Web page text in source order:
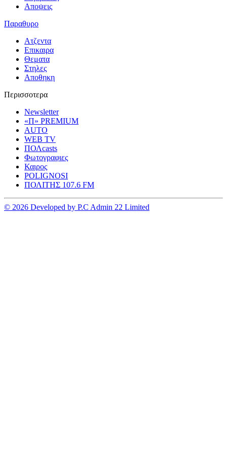
Αποψεις
Παραθυρο
Ατζεντα
Επικαιρα
Θεματα
Στηλες
Αποθηκη
Περισσοτερα
Newsletter
«Π» PREMIUM
AUTO
WEB TV
ΠΟΛcasts
Φωτογραφιες
Καιρος
POLIGNOSI
ΠΟΛΙΤΗΣ 107.6 FM
© 2026 Developed by P.C Admin 22 Limited